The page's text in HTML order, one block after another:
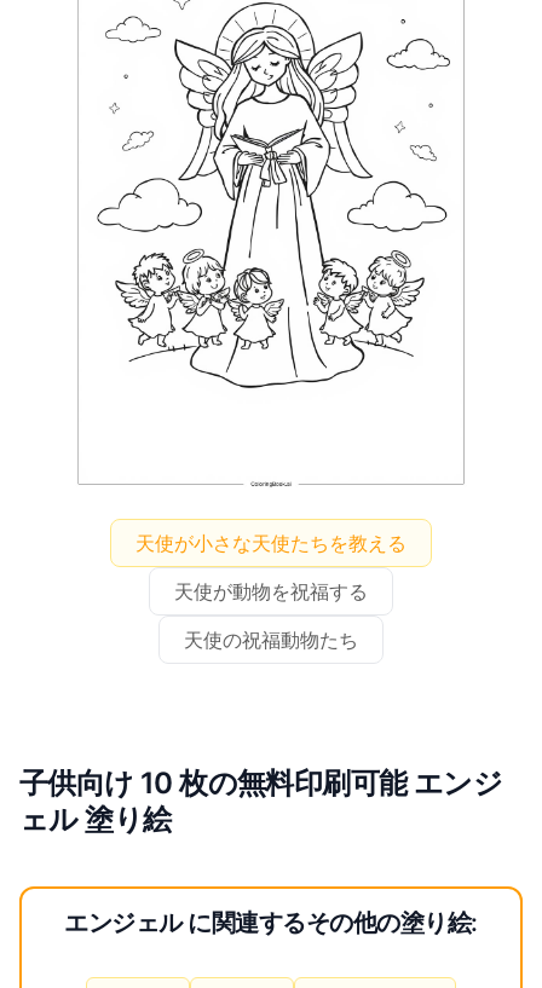
天使が小さな天使たちを教える
天使が動物を祝福する
天使の祝福動物たち
子供向け 10 枚の無料印刷可能 エンジ
ェル 塗り絵
エンジェル に関連するその他の塗り絵: